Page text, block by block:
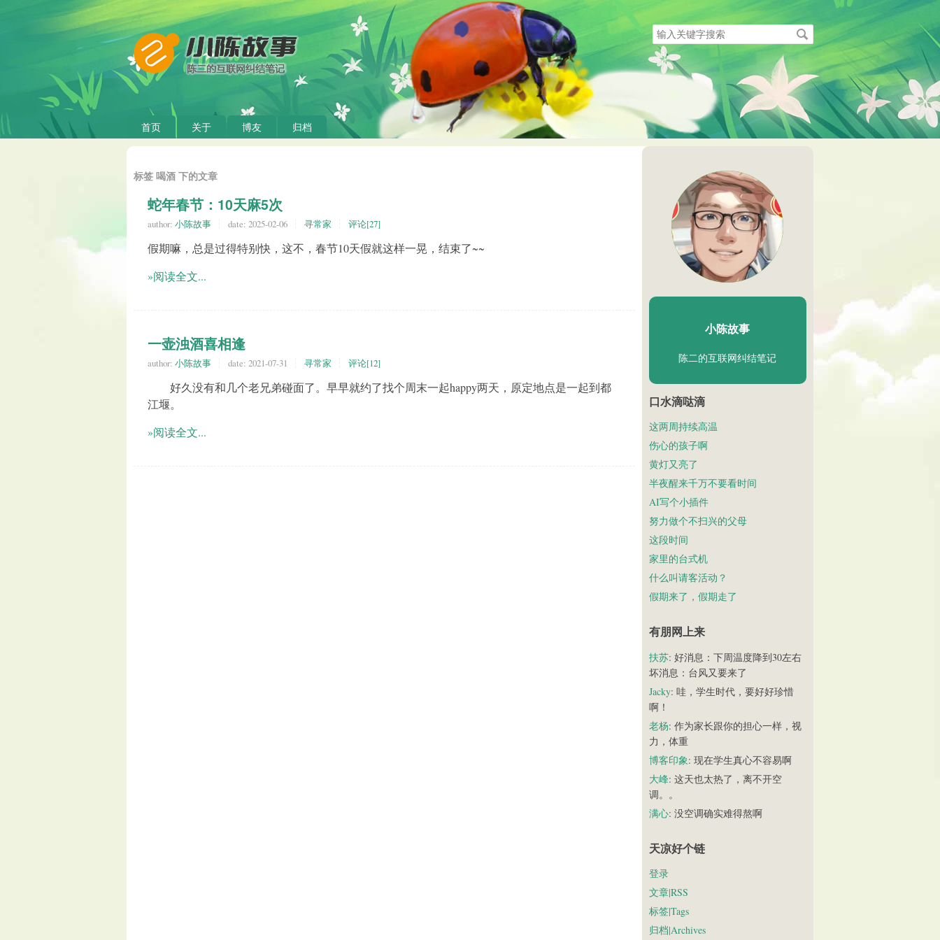
搜
索
关
键
字
首页 关于 博友 归档
标签 喝酒 下的文章
蛇年春节：10天麻5次
author: 小陈故事 date: 2025-02-06 寻常家 评论[27]
假期嘛，总是过得特别快，这不，春节10天假就这样一晃，结束了~~
»阅读全文...
一壶浊酒喜相逢
author: 小陈故事 date: 2021-07-31 寻常家 评论[12]
好久没有和几个老兄弟碰面了。早早就约了找个周末一起happy两天，原定地点是一起到都
江堰。
»阅读全文...
陈二Chenèr
小陈故事
陈二的互联网纠结笔记
口水滴哒滴
这两周持续高温
伤心的孩子啊
黄灯又亮了
半夜醒来千万不要看时间
AI写个小插件
努力做个不扫兴的父母
这段时间
家里的台式机
什么叫请客活动？
假期来了，假期走了
有朋网上来
扶苏: 好消息：下周温度降到30左右
坏消息：台风又要来了
Jacky: 哇，学生时代，要好好珍惜
啊！
老杨: 作为家长跟你的担心一样，视
力，体重
博客印象: 现在学生真心不容易啊
大峰: 这天也太热了，离不开空
调。。
满心: 没空调确实难得熬啊
天凉好个链
登录
文章|RSS
标签|Tags
归档|Archives